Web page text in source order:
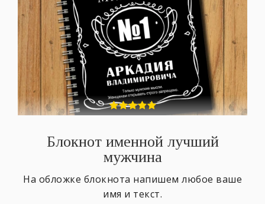
Блокнот именной лучший
мужчина
На обложке блокнота напишем любое ваше
имя и текст.